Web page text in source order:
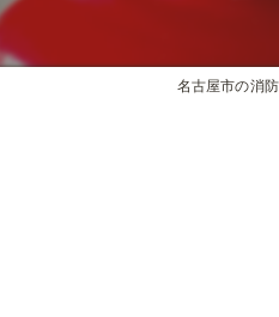
名古屋市の消